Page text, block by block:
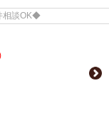
相談OK◆